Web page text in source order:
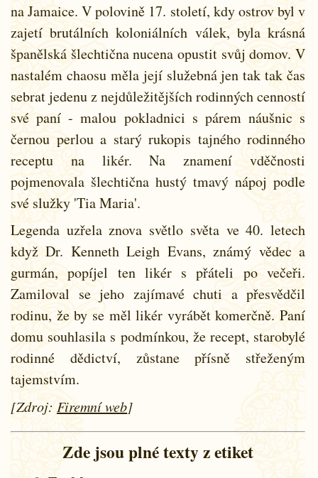
na Jamaice. V polovině 17. století, kdy ostrov byl v
zajetí brutálních koloniálních válek, byla krásná
španělská šlechtična nucena opustit svůj domov. V
nastalém chaosu měla její služebná jen tak tak čas
sebrat jedenu z nejdůležitějších rodinných cenností
své paní - malou pokladnici s párem náušnic s
černou perlou a starý rukopis tajného rodinného
receptu na likér. Na znamení vděčnosti
pojmenovala šlechtična hustý tmavý nápoj podle
své služky 'Tia Maria'.
Legenda uzřela znova světlo světa ve 40. letech
když Dr. Kenneth Leigh Evans, známý vědec a
gurmán, popíjel ten likér s přáteli po večeři.
Zamiloval se jeho zajímavé chuti a přesvědčil
rodinu, že by se měl likér vyrábět komerčně. Paní
domu souhlasila s podmínkou, že recept, starobylé
rodinné dědictví, zůstane přísně střeženým
tajemstvím.
[Zdroj: Firemní web]
Zde jsou plné texty z etiket